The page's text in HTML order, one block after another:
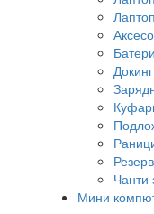
Чанти
Мини